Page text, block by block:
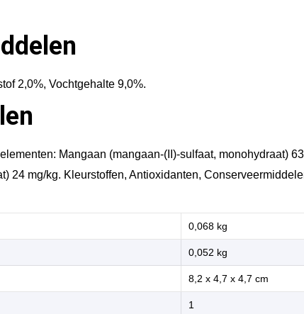
2,0%, Vochtgehalte 9,0%.
Mangaan (mangaan-(II)-sulfaat, monohydraat)
24 mg/kg. Kleurstoffen, Antioxidanten,
0,068 kg
0,052 kg
8,2 x 4,7 x 4,7 cm
1